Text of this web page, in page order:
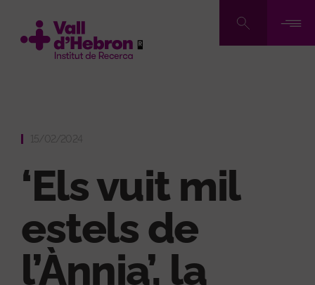
main
15/02/2024
‘Els vuit mil
estels de
l’Ànnia’, la